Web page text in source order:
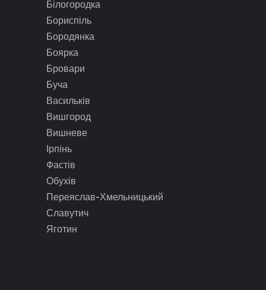
Білогородка
Бориспіль
Бородянка
Боярка
Бровари
Буча
Васильків
Вишгород
Вишневе
Ірпінь
Фастів
Обухів
Переяслав-Хмельницький
Славутич
Яготин